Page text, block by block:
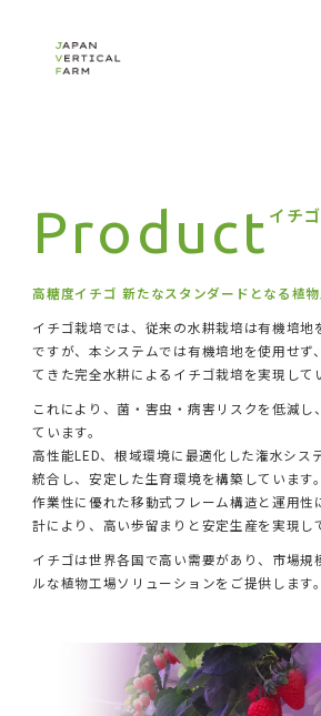
Product イチ
高糖度イチゴ 新たなスタンダードとなる植
イチゴ栽培では、従来の水耕栽培は有機培地
ですが、本システムでは有機培地を使用せず
てきた完全水耕によるイチゴ栽培を実現して
これにより、菌・害虫・病害リスクを低減し
ています。
高性能LED、根域環境に最適化した潅水シス
統合し、安定した生育環境を構築しています。
作業性に優れた移動式フレーム構造と運用性
計により、高い歩留まりと安定生産を実現し
イチゴは世界各国で高い需要があり、市場規
ルな植物工場ソリューションをご提供します。